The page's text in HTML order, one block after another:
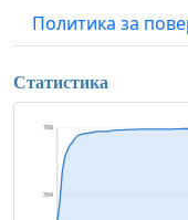
Политика за
Статистика
394
788